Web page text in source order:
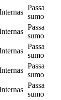
Passa
sumo
Passa
sumo
Passa
sumo
Passa
sumo
Passa
sumo